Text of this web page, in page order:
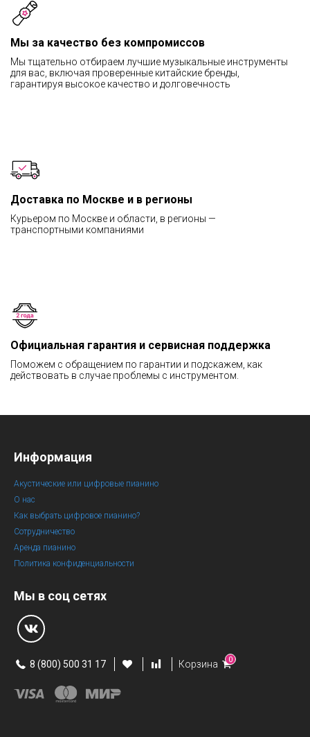
Мы за качество без компромиссов
Мы тщательно отбираем лучшие музыкальные инструменты
для вас, включая проверенные китайские бренды,
гарантируя высокое качество и долговечность
Доставка по Москве и в регионы
Курьером по Москве и области, в регионы —
транспортными компаниями
Официальная гарантия и сервисная поддержка
Поможем с обращением по гарантии и подскажем, как
действовать в случае проблемы с инструментом.
Информация
Акустические или цифровые пианино
О нас
Как выбрать цифровое пианино?
Сотрудничество
Аренда пианино
Политика конфиденциальности
Мы в соц сетях
8 (800) 500 31 17 Корзина 0